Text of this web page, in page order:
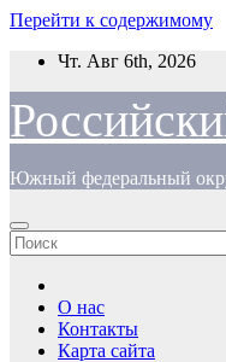
Перейти к содержимому
Чт. Авг 6th, 2026
Южный федеральный
О нас
Контакты
Карта сайта